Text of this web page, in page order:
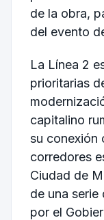
de la obra,
del evento
La Línea 2
prioritarias
capitalino
su conexión
corredores
Ciudad de
de una serie
por el